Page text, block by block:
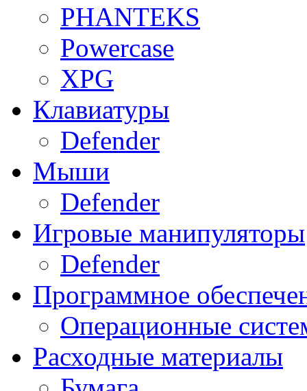
PHANTEKS
Powercase
XPG
Клавиатуры
Defender
Мыши
Defender
Игровые манипуляторы
Defender
Программное
Операционные
Расходные материалы